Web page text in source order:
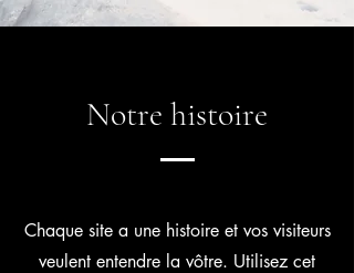
Notre histoire
Chaque site a une histoire et vos visiteurs
veulent entendre la vôtre. Utilisez cet